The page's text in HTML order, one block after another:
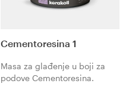
Cementoresina 1
Masa za glađenje u boji za
podove Cementoresina.